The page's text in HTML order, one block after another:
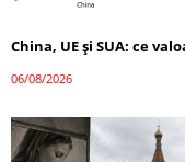
China, UE și SUA: ce
06/08/2026